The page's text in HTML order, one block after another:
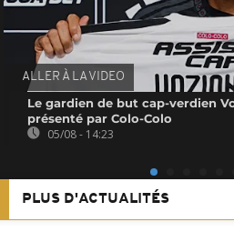
ALLER À LA VIDEO
Le gardien de but cap-verdien
présenté par Colo-Colo
05/08 - 14:23
PLUS D'ACTUALITÉS